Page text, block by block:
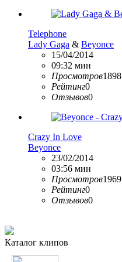
Telephone
Lady Gaga & Beyonce
15/04/2014
09:32 мин
Просмотров1898
Рейтинг0
Отзывов0
Crazy In Love
Beyonce
23/02/2014
03:56 мин
Просмотров1969
Рейтинг0
Отзывов0
Каталог клипов